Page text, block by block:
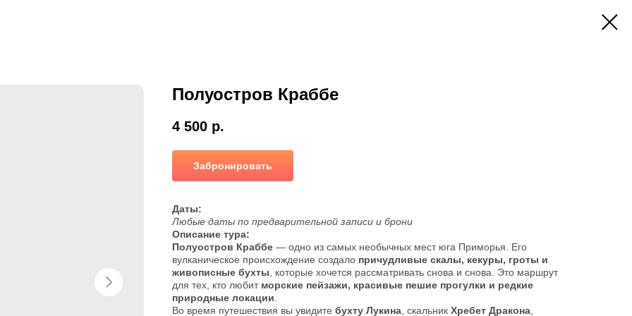
Полуостров Краббе
4 500 р.
Забронировать
Даты:
Любые даты по предварительной записи и брони
Описание тура:
Полуостров Краббе — одно из самых необычных мест юга Приморья. Его
вулканическое происхождение создало причудливые скалы, кекуры, гроты и
живописные бухты, которые хочется рассматривать снова и снова. Это маршрут
для тех, кто любит морские пейзажи, красивые пешие прогулки и редкие
природные локации.
Во время путешествия вы увидите бухту Лукина, скальник Хребет Дракона,